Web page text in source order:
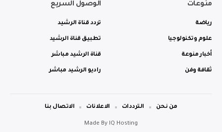
منوعات
رياضة
علوم وتكنولوجيا
أخبار منوعة
ثقافة وفن
الوصول السريع
تردد قناة الرشيد
تطبيق قناة الرشيد
قناة الرشيد مباشر
راديو الرشيد مباشر
Made By IQ Hosting
من نحن الترددات الاعلانات الاتصال بنا